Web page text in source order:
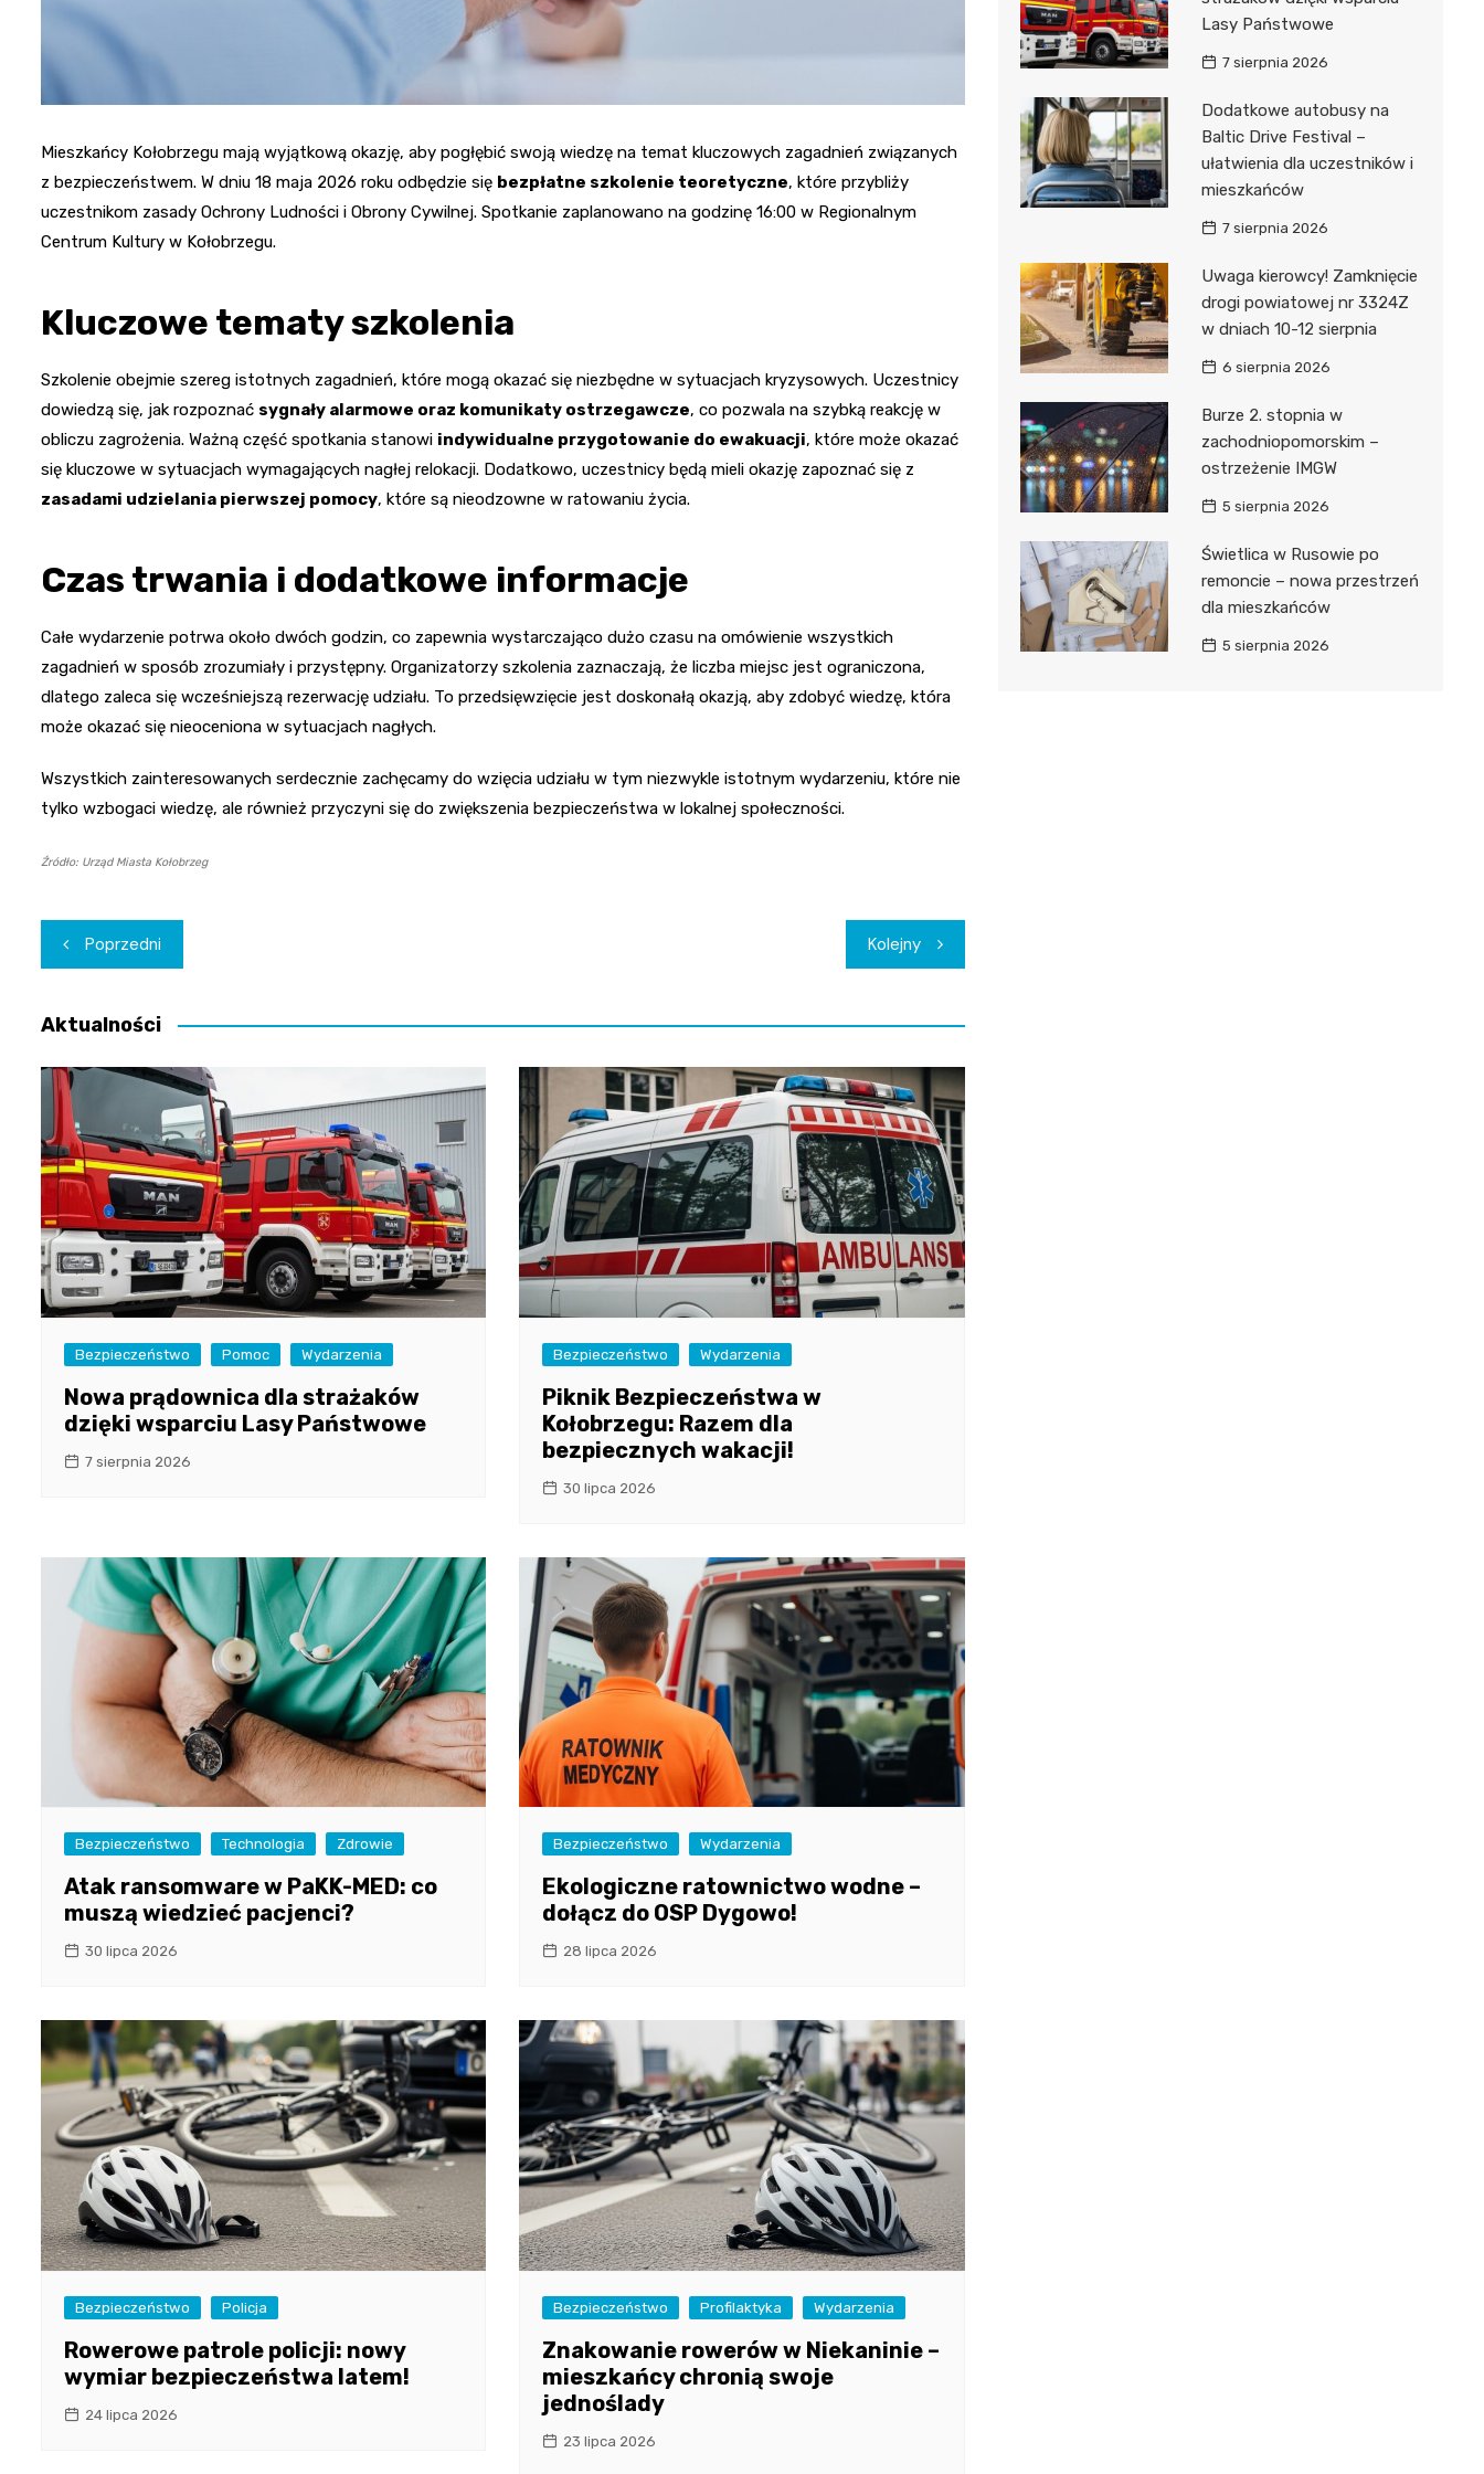
Mieszkańcy Kołobrzegu mają wyjątkową okazję, aby pogłębić swoją wiedzę na temat kluczowych zagadnień związanych
z bezpieczeństwem. W dniu 18 maja 2026 roku odbędzie się bezpłatne szkolenie teoretyczne, które przybliży
uczestnikom zasady Ochrony Ludności i Obrony Cywilnej. Spotkanie zaplanowano na godzinę 16:00 w Regionalnym
Centrum Kultury w Kołobrzegu.
Kluczowe tematy szkolenia
Szkolenie obejmie szereg istotnych zagadnień, które mogą okazać się niezbędne w sytuacjach kryzysowych. Uczestnicy
dowiedzą się, jak rozpoznać sygnały alarmowe oraz komunikaty ostrzegawcze, co pozwala na szybką reakcję w
obliczu zagrożenia. Ważną część spotkania stanowi indywidualne przygotowanie do ewakuacji, które może okazać
się kluczowe w sytuacjach wymagających nagłej relokacji. Dodatkowo, uczestnicy będą mieli okazję zapoznać się z
zasadami udzielania pierwszej pomocy, które są nieodzowne w ratowaniu życia.
Czas trwania i dodatkowe informacje
Całe wydarzenie potrwa około dwóch godzin, co zapewnia wystarczająco dużo czasu na omówienie wszystkich
zagadnień w sposób zrozumiały i przystępny. Organizatorzy szkolenia zaznaczają, że liczba miejsc jest ograniczona,
dlatego zaleca się wcześniejszą rezerwację udziału. To przedsięwzięcie jest doskonałą okazją, aby zdobyć wiedzę, która
może okazać się nieoceniona w sytuacjach nagłych.
Wszystkich zainteresowanych serdecznie zachęcamy do wzięcia udziału w tym niezwykle istotnym wydarzeniu, które nie
tylko wzbogaci wiedzę, ale również przyczyni się do zwiększenia bezpieczeństwa w lokalnej społeczności.
Źródło: Urząd Miasta Kołobrzeg
Nawigacja
wpisu
Poprzedni Kolejny
Aktualności
Bezpieczeństwo Pomoc Wydarzenia
Nowa prądownica dla strażaków
dzięki wsparciu Lasy Państwowe
7 sierpnia 2026
Bezpieczeństwo Wydarzenia
Piknik Bezpieczeństwa w
Kołobrzegu: Razem dla
bezpiecznych wakacji!
30 lipca 2026
Bezpieczeństwo Technologia Zdrowie
Atak ransomware w PaKK-MED: co
muszą wiedzieć pacjenci?
30 lipca 2026
Bezpieczeństwo Wydarzenia
Ekologiczne ratownictwo wodne –
dołącz do OSP Dygowo!
28 lipca 2026
Bezpieczeństwo Policja
Rowerowe patrole policji: nowy
wymiar bezpieczeństwa latem!
24 lipca 2026
Bezpieczeństwo Profilaktyka Wydarzenia
Znakowanie rowerów w Niekaninie –
mieszkańcy chronią swoje
jednoślady
23 lipca 2026
Lasy Państwowe
7 sierpnia 2026
Dodatkowe autobusy na
Baltic Drive Festival –
ułatwienia dla uczestników i
mieszkańców
7 sierpnia 2026
Uwaga kierowcy! Zamknięcie
drogi powiatowej nr 3324Z
w dniach 10-12 sierpnia
6 sierpnia 2026
Burze 2. stopnia w
zachodniopomorskim –
ostrzeżenie IMGW
5 sierpnia 2026
Świetlica w Rusowie po
remoncie – nowa przestrzeń
dla mieszkańców
5 sierpnia 2026